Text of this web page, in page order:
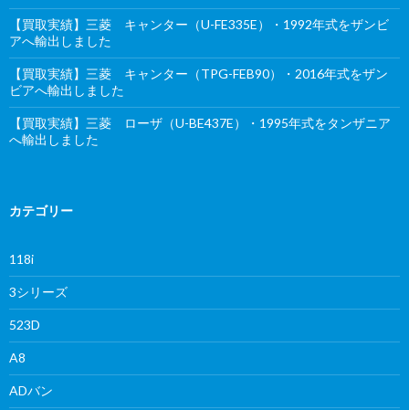
【買取実績】三菱 キャンター（U-FE335E）・1992年式をザンビ
アへ輸出しました
【買取実績】三菱 キャンター（TPG-FEB90）・2016年式をザン
ビアへ輸出しました
【買取実績】三菱 ローザ（U-BE437E）・1995年式をタンザニア
へ輸出しました
カテゴリー
118i
3シリーズ
523D
A8
ADバン